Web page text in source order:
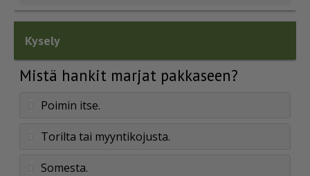
Kysely
Mistä hankit marjat pakkaseen?
Poimin itse.
Torilta tai myyntikojusta.
Somesta.